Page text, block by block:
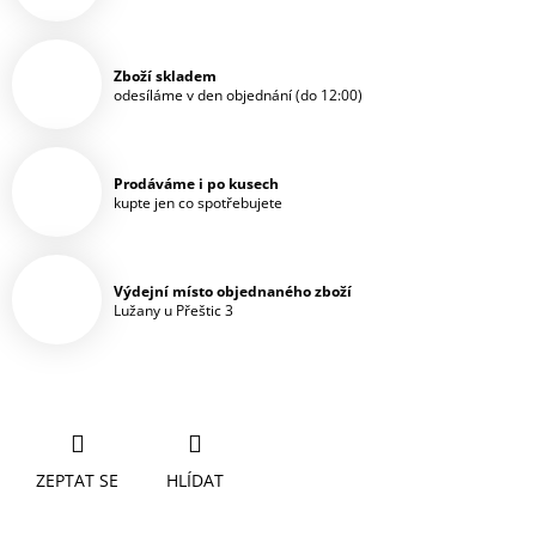
Zboží skladem
odesíláme v den objednání (do 12:00)
Prodáváme i po kusech
kupte jen co spotřebujete
Výdejní místo objednaného zboží
Lužany u Přeštic 3
ZEPTAT SE HLÍDAT